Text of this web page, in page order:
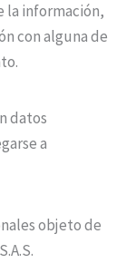
la información,
con alguna de
datos
a
objeto de